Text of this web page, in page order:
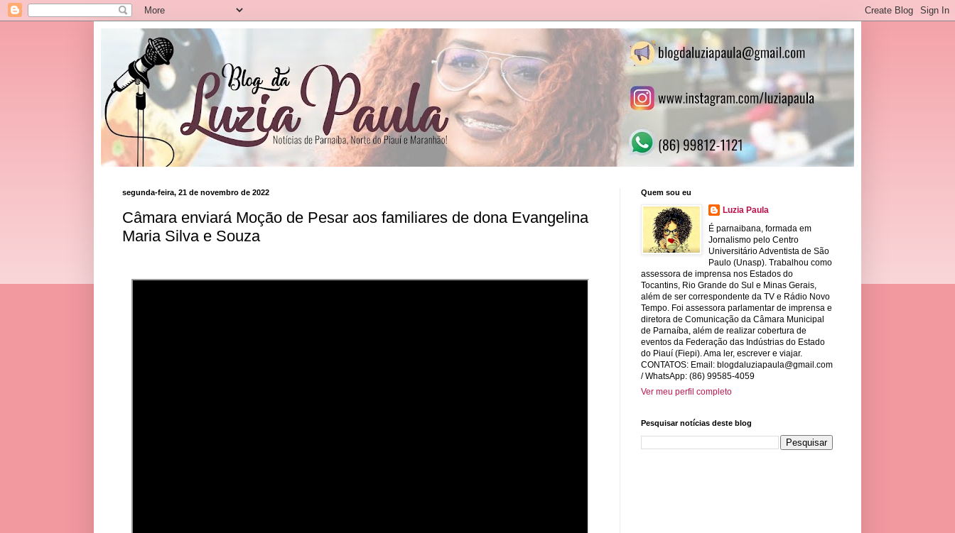
segunda-feira, 21 de novembro de 2022
Câmara enviará Moção de Pesar aos familiares de dona Evangelina
Maria Silva e Souza
Quem sou eu
Luzia Paula
É parnaibana, formada em
Jornalismo pelo Centro
Universitário Adventista de São
Paulo (Unasp). Trabalhou como
assessora de imprensa nos Estados do
Tocantins, Rio Grande do Sul e Minas Gerais,
além de ser correspondente da TV e Rádio Novo
Tempo. Foi assessora parlamentar de imprensa e
diretora de Comunicação da Câmara Municipal
de Parnaíba, além de realizar cobertura de
eventos da Federação das Indústrias do Estado
do Piauí (Fiepi). Ama ler, escrever e viajar.
CONTATOS: Email: blogdaluziapaula@gmail.com
/ WhatsApp: (86) 99585-4059
Ver meu perfil completo
Pesquisar notícias deste blog